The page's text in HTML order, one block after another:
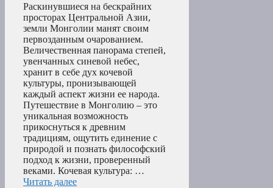
Раскинувшиеся на бескрайних
просторах Центральной Азии,
земли Монголии манят своим
первозданным очарованием.
Величественная панорама степей,
увенчанных синевой небес,
хранит в себе дух кочевой
культуры, пронизывающей
каждый аспект жизни ее народа.
Путешествие в Монголию – это
уникальная возможность
прикоснуться к древним
традициям, ощутить единение с
природой и познать философский
подход к жизни, проверенный
веками. Кочевая культура: …
Читать далее